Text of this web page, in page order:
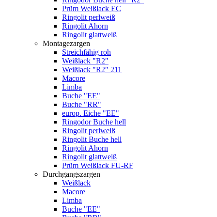
Prüm Weißlack EC
Ringolit perlweiß
Ringolit Ahorn
Ringolit glattweiß
Montagezargen
Streichfähig roh
Weißlack "R2"
Weißlack "R2" 211
Macore
Limba
Buche "EE"
Buche "RR"
europ. Eiche "EE"
Ringodor Buche hell
Ringolit perlweiß
Ringolit Buche hell
Ringolit Ahorn
Ringolit glattweiß
Prüm Weißlack FU-RF
Durchgangszargen
Weißlack
Macore
Limba
Buche "EE"